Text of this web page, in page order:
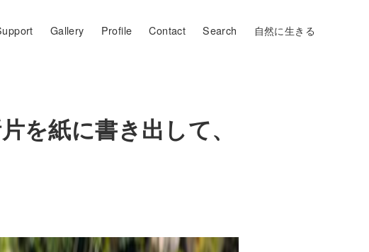
Gallery Profile Contact Search 自然に生きる
を紙に書き出して、